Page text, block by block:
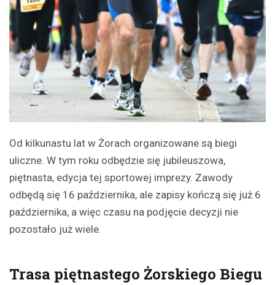
Od kilkunastu lat w Żorach organizowane są biegi
uliczne. W tym roku odbędzie się jubileuszowa,
piętnasta, edycja tej sportowej imprezy. Zawody
odbędą się 16 października, ale zapisy kończą się już 6
października, a więc czasu na podjęcie decyzji nie
pozostało już wiele.
Trasa piętnastego Żorskiego Biegu